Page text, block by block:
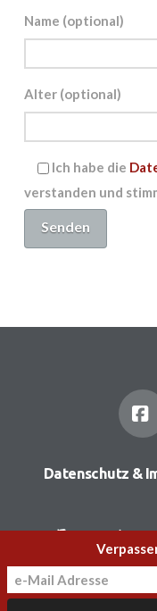
Name (optional)
Alter (optional)
Ich habe die
verstanden und
Datenschutz &